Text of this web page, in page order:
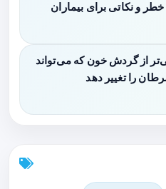
و نکاتی برای بیماران
از گردش خون که می‌تواند
را تغییر دهد